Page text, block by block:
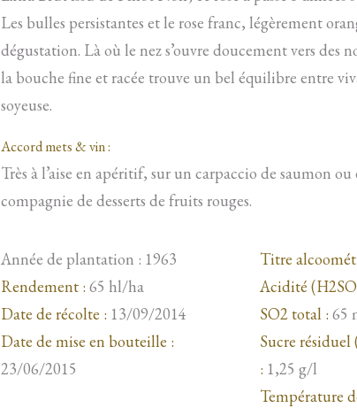
Les bulles persistantes et le rose franc, légèrement
dégustation. Là où le nez s’ouvre doucement vers des
la bouche fine et racée trouve un bel équilibre entre
soyeuse.
Accord mets & vin :
Très à l’aise en apéritif, sur un carpaccio de saumon ou
compagnie de desserts de fruits rouges.
Année de plantation : 1963
Rendement : 65 hl/ha
Date de récolte : 13/09/2014
Date de mise en bouteille :
23/06/2015
Titre
Acidité
SO2 total : 65
Sucre
: 1,25 g/l
Température